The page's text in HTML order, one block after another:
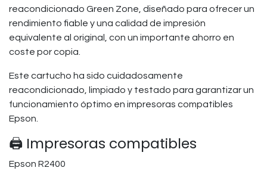
reacondicionado Green Zone, diseñado para ofrecer un
rendimiento fiable y una calidad de impresión
equivalente al original, con un importante ahorro en
coste por copia.
Este cartucho ha sido cuidadosamente
reacondicionado, limpiado y testado para garantizar un
funcionamiento óptimo en impresoras compatibles
Epson.
🖨️ Impresoras compatibles
Epson R2400